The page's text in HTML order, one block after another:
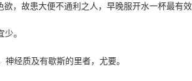
，故患大便不通利之人，早晚服开水一杯最有
。
经质及有歇斯的里者，尤要。